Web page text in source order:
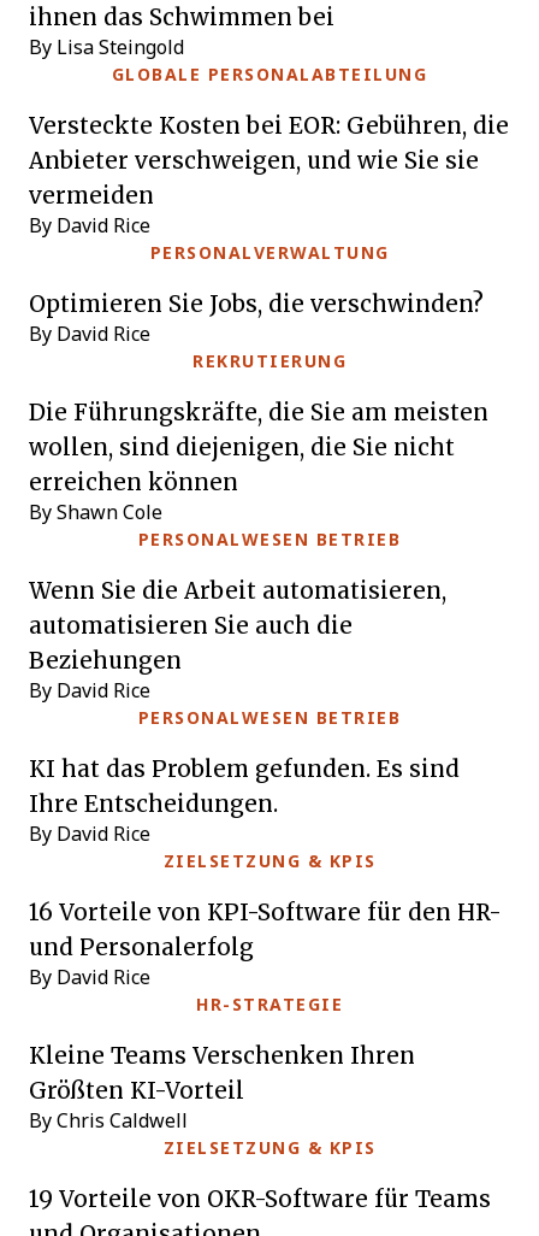
ihnen das Schwimmen bei
By Lisa Steingold
GLOBALE PERSONALABTEILUNG
Versteckte Kosten bei EOR: Gebühren, die
Anbieter verschweigen, und wie Sie sie
vermeiden
By David Rice
PERSONALVERWALTUNG
Optimieren Sie Jobs, die verschwinden?
By David Rice
REKRUTIERUNG
Die Führungskräfte, die Sie am meisten
wollen, sind diejenigen, die Sie nicht
erreichen können
By Shawn Cole
PERSONALWESEN BETRIEB
Wenn Sie die Arbeit automatisieren,
automatisieren Sie auch die
Beziehungen
By David Rice
PERSONALWESEN BETRIEB
KI hat das Problem gefunden. Es sind
Ihre Entscheidungen.
By David Rice
ZIELSETZUNG & KPIS
16 Vorteile von KPI-Software für den HR-
und Personalerfolg
By David Rice
HR-STRATEGIE
Kleine Teams Verschenken Ihren
Größten KI-Vorteil
By Chris Caldwell
ZIELSETZUNG & KPIS
19 Vorteile von OKR-Software für Teams